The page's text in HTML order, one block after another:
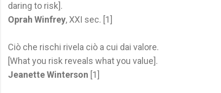
daring to risk].
Oprah Winfrey, XXI sec. [1]
Ciò che rischi rivela ciò a cui dai valore.
[What you risk reveals what you value].
Jeanette Winterson [1]